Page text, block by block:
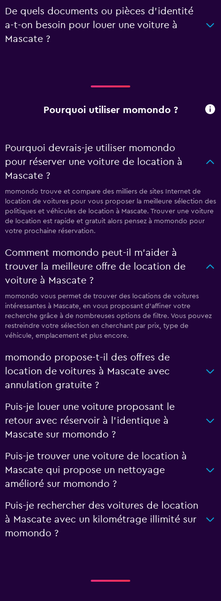
De quels documents ou pièces d'identité
a-t-on besoin pour louer une voiture à
Mascate ?
Pourquoi utiliser momondo ?
Pourquoi devrais-je utiliser momondo
pour réserver une voiture de location à
Mascate ?
momondo trouve et compare des milliers de sites Internet de
location de voitures pour vous proposer la meilleure sélection des
politiques et véhicules de location à Mascate. Trouver une voiture
de location est rapide et gratuit alors pensez à momondo pour
votre prochaine réservation.
Comment momondo peut-il m’aider à
trouver la meilleure offre de location de
voiture à Mascate ?
momondo vous permet de trouver des locations de voitures
intéressantes à Mascate, en vous proposant d'affiner votre
recherche grâce à de nombreuses options de filtre. Vous pouvez
restreindre votre sélection en cherchant par prix, type de
véhicule, emplacement et plus encore.
momondo propose-t-il des offres de
location de voitures à Mascate avec
annulation gratuite ?
Puis-je louer une voiture proposant le
retour avec réservoir à l’identique à
Mascate sur momondo ?
Puis-je trouver une voiture de location à
Mascate qui propose un nettoyage
amélioré sur momondo ?
Puis-je rechercher des voitures de location
à Mascate avec un kilométrage illimité sur
momondo ?